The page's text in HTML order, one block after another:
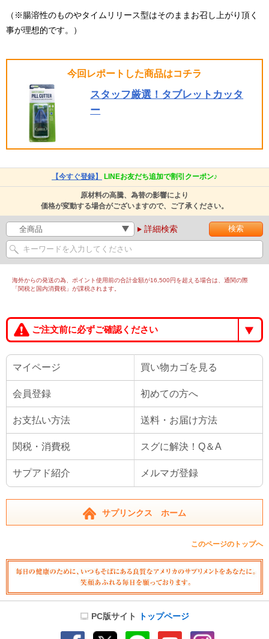
（※腸溶性のものやタイムリリース型はそのままお召し上がり頂く
事が理想的です。）
今回レポートした商品はコチラ
スタッフ厳選！タブレットカッタ
ー
【今すぐ登録】 LINEお友だち追加で割引クーポン♪
原材料の高騰、為替の影響により
価格が変動する場合がございますので、ご了承ください。
詳細検索
海外からの発送の為、ポイント使用前の合計金額が16,500円を超える場合は、通関の際
「関税と国内消費税」が課税されます。
ご注文前に必ずご確認ください
マイページ 買い物カゴを見る
会員登録 初めての方へ
お支払い方法 送料・お届け方法
関税・消費税 スグに解決！Q＆A
サプアド紹介 メルマガ登録
サプリンクス ホーム
このページのトップへ
PC版サイト トップページ